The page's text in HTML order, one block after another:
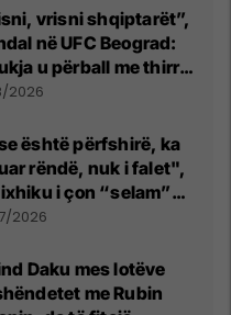
vrisni shqiptarët”,
në UFC Beograd:
u përball me thirrje
nga
2026
është përfshirë, ka
rëndë, nuk i falet",
i çon “selam”
Ramës
2026
Daku mes lotëve
me Rubin